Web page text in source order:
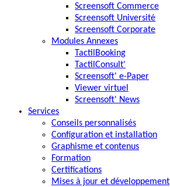
Screensoft Commerce
Screensoft Université
Screensoft Corporate
Modules Annexes
TactilBooking
TactilConsult'
Screensoft' e-Paper
Viewer virtuel
Screensoft' News
Services
Conseils personnalisés
Configuration et installation
Graphisme et contenus
Formation
Certifications
Mises à jour et développement